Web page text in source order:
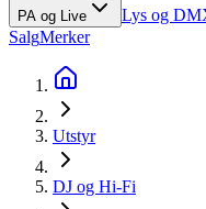
PA og Live Lys og
SalgMerker
Utstyr
DJ og Hi-Fi